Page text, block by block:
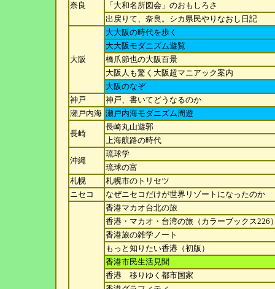
奈良
「大和名所図会」のおもしろさ
出戻りて、奈良。シカ県民やりなおし日記
大阪
大大阪の時代を歩く
大大阪モダニズム遊覧
橋爪節也の大阪百景
大阪人も驚く大阪超マニアック案内
大阪のなぞ
神戸
神戸、書いてどうなるのか
瀬戸内海 瀬戸内海モダニズム周遊
長崎
長崎丸山遊郭
上海航路の時代
沖縄
琉球学
琉球の富
札幌
札幌市のトリセツ
ニセコ
なぜニセコだけが世界リゾートになったのか
香港マカオ台北の旅
香港・マカオ・台湾の旅（カラーブックス226
香港旅の雑学ノート
もっと知りたい香港（初版）
香港市民生活見聞
香港 移りゆく都市国家